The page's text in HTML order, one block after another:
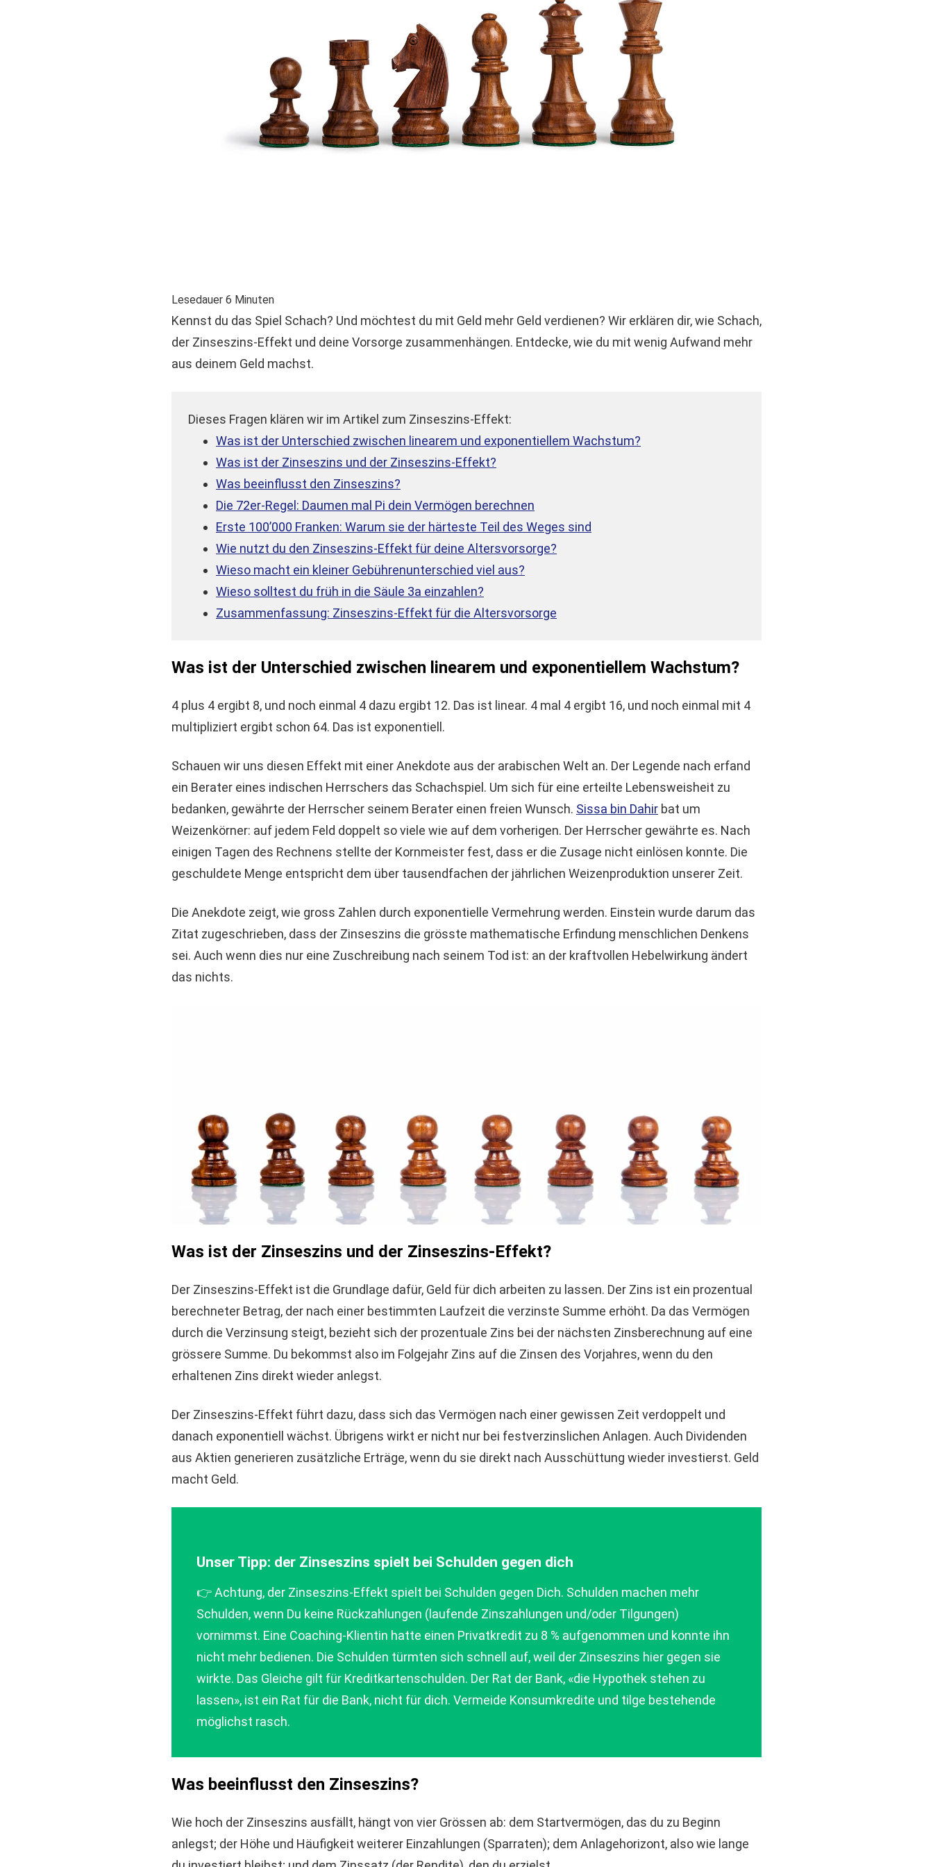
Lesedauer 6 Minuten
Kennst du das Spiel Schach? Und möchtest du mit Geld mehr Geld verdienen? Wir erklären dir, wie Schach,
der Zinseszins-Effekt und deine Vorsorge zusammenhängen. Entdecke, wie du mit wenig Aufwand mehr
aus deinem Geld machst.
Dieses Fragen klären wir im Artikel zum Zinseszins-Effekt:
Was ist der Unterschied zwischen linearem und exponentiellem Wachstum?
Was ist der Zinseszins und der Zinseszins-Effekt?
Was beeinflusst den Zinseszins?
Die 72er-Regel: Daumen mal Pi dein Vermögen berechnen
Erste 100’000 Franken: Warum sie der härteste Teil des Weges sind
Wie nutzt du den Zinseszins-Effekt für deine Altersvorsorge?
Wieso macht ein kleiner Gebührenunterschied viel aus?
Wieso solltest du früh in die Säule 3a einzahlen?
Zusammenfassung: Zinseszins-Effekt für die Altersvorsorge
Was ist der Unterschied zwischen linearem und exponentiellem Wachstum?
4 plus 4 ergibt 8, und noch einmal 4 dazu ergibt 12. Das ist linear. 4 mal 4 ergibt 16, und noch einmal mit 4
multipliziert ergibt schon 64. Das ist exponentiell.
Schauen wir uns diesen Effekt mit einer Anekdote aus der arabischen Welt an. Der Legende nach erfand
ein Berater eines indischen Herrschers das Schachspiel. Um sich für eine erteilte Lebensweisheit zu
bedanken, gewährte der Herrscher seinem Berater einen freien Wunsch. Sissa bin Dahir bat um
Weizenkörner: auf jedem Feld doppelt so viele wie auf dem vorherigen. Der Herrscher gewährte es. Nach
einigen Tagen des Rechnens stellte der Kornmeister fest, dass er die Zusage nicht einlösen konnte. Die
geschuldete Menge entspricht dem über tausendfachen der jährlichen Weizenproduktion unserer Zeit.
Die Anekdote zeigt, wie gross Zahlen durch exponentielle Vermehrung werden. Einstein wurde darum das
Zitat zugeschrieben, dass der Zinseszins die grösste mathematische Erfindung menschlichen Denkens
sei. Auch wenn dies nur eine Zuschreibung nach seinem Tod ist: an der kraftvollen Hebelwirkung ändert
das nichts.
Was ist der Zinseszins und der Zinseszins-Effekt?
Der Zinseszins-Effekt ist die Grundlage dafür, Geld für dich arbeiten zu lassen. Der Zins ist ein prozentual
berechneter Betrag, der nach einer bestimmten Laufzeit die verzinste Summe erhöht. Da das Vermögen
durch die Verzinsung steigt, bezieht sich der prozentuale Zins bei der nächsten Zinsberechnung auf eine
grössere Summe. Du bekommst also im Folgejahr Zins auf die Zinsen des Vorjahres, wenn du den
erhaltenen Zins direkt wieder anlegst.
Der Zinseszins-Effekt führt dazu, dass sich das Vermögen nach einer gewissen Zeit verdoppelt und
danach exponentiell wächst. Übrigens wirkt er nicht nur bei festverzinslichen Anlagen. Auch Dividenden
aus Aktien generieren zusätzliche Erträge, wenn du sie direkt nach Ausschüttung wieder investierst. Geld
macht Geld.
Unser Tipp: der Zinseszins spielt bei Schulden gegen dich
👉 Achtung, der Zinseszins-Effekt spielt bei Schulden gegen Dich. Schulden machen mehr
Schulden, wenn Du keine Rückzahlungen (laufende Zinszahlungen und/oder Tilgungen)
vornimmst. Eine Coaching-Klientin hatte einen Privatkredit zu 8 % aufgenommen und konnte ihn
nicht mehr bedienen. Die Schulden türmten sich schnell auf, weil der Zinseszins hier gegen sie
wirkte. Das Gleiche gilt für Kreditkartenschulden. Der Rat der Bank, «die Hypothek stehen zu
lassen», ist ein Rat für die Bank, nicht für dich. Vermeide Konsumkredite und tilge bestehende
möglichst rasch.
Was beeinflusst den Zinseszins?
Wie hoch der Zinseszins ausfällt, hängt von vier Grössen ab: dem Startvermögen, das du zu Beginn
anlegst; der Höhe und Häufigkeit weiterer Einzahlungen (Sparraten); dem Anlagehorizont, also wie lange